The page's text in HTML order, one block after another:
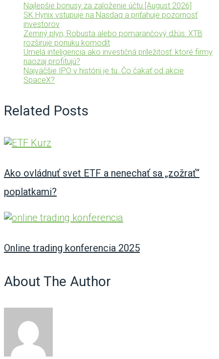
Najlepšie bonusy za založenie účtu [August 2026]
SK Hynix vstupuje na Nasdaq a priťahuje pozornosť
investorov
Zemný plyn, Robusta alebo pomarančový džús: XTB
rozširuje ponuku komodít
Umelá inteligencia ako investičná príležitosť: ktoré firmy
naozaj profitujú?
Najväčšie IPO v histórii je tu. Čo čakať od akcie
SpaceX?
Related Posts
Ako ovládnuť svet ETF a nenechať sa „zožrať“
poplatkami?
Online trading konferencia 2025
About The Author